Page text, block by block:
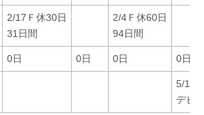
2/17Ｆ休30日
31日間
2/4Ｆ休60日
94日間
0日 0日 0日 0日
5/11
デビ